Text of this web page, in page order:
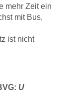
mehr Zeit ein
mit Bus,
ist nicht
U